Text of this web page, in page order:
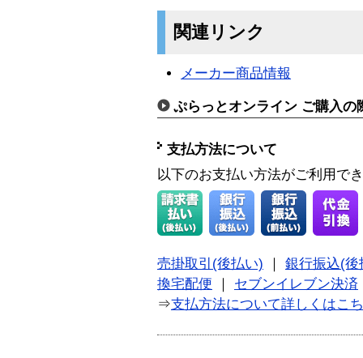
関連リンク
メーカー商品情報
ぷらっとオンライン ご購入の
支払方法について
以下のお支払い方法がご利用で
売掛取引(後払い)
銀行振込(後
換宅配便
セブンイレブン決済
⇒支払方法について詳しくはこ